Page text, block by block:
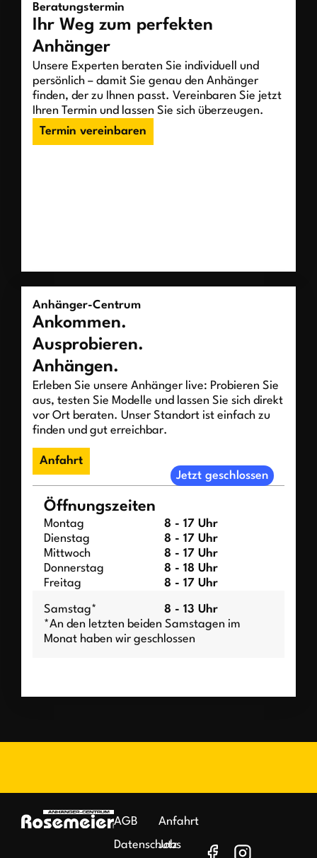
Beratungstermin
Ihr Weg zum perfekten
Anhänger
Unsere Experten beraten Sie individuell und
persönlich – damit Sie genau den Anhänger
finden, der zu Ihnen passt. Vereinbaren Sie jetzt
Ihren Termin und lassen Sie sich überzeugen.
Termin vereinbaren
Anhänger-Centrum
Ankommen.
Ausprobieren.
Anhängen.
Erleben Sie unsere Anhänger live: Probieren Sie
aus, testen Sie Modelle und lassen Sie sich direkt
vor Ort beraten. Unser Standort ist einfach zu
finden und gut erreichbar.
Anfahrt
Jetzt geschlossen
Öffnungszeiten
Montag
8 - 17 Uhr
Dienstag
8 - 17 Uhr
Mittwoch
8 - 17 Uhr
Donnerstag
8 - 18 Uhr
Freitag
8 - 17 Uhr
Samstag*
8 - 13 Uhr
*An den letzten beiden Samstagen im
Monat haben wir geschlossen
AGB
Datenschutz
Anfahrt
Jobs